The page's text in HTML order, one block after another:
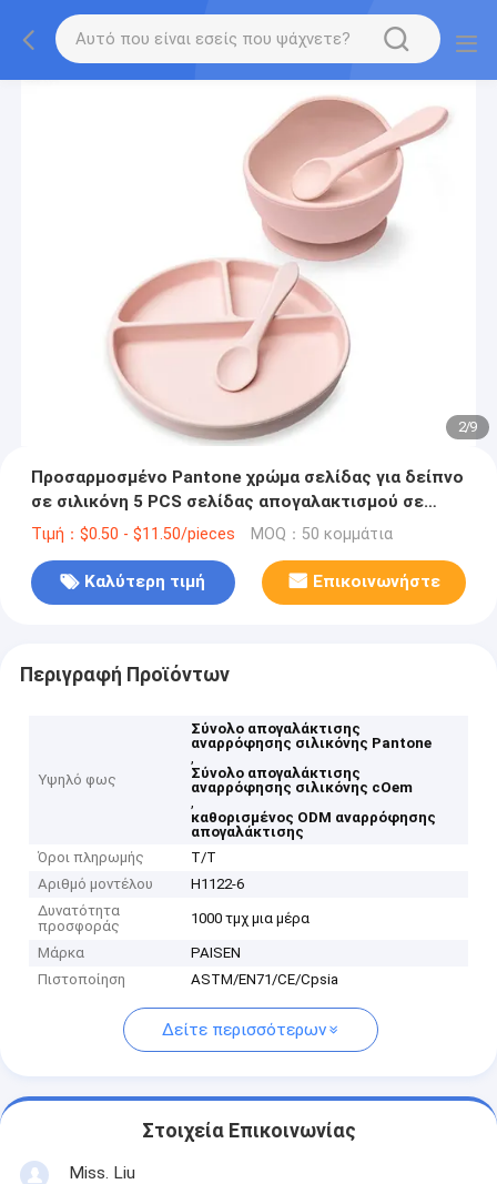
2/9
Προσαρμοσμένο Pantone χρώμα σελίδας για δείπνο
σε σιλικόνη 5 PCS σελίδας απογαλακτισμού σε
σιλικόνη
Τιμή：$0.50 - $11.50/pieces MOQ：50 κομμάτια
Καλύτερη τιμή Επικοινωνήστε
Περιγραφή Προϊόντων
Υψηλό φως
Σύνολο απογαλάκτισης
αναρρόφησης σιλικόνης Pantone
,
Σύνολο απογαλάκτισης
αναρρόφησης σιλικόνης cOem
,
καθορισμένος ODM αναρρόφησης
απογαλάκτισης
Όροι πληρωμής
T/T
Αριθμό μοντέλου
H1122-6
Δυνατότητα
προσφοράς
1000 τμχ μια μέρα
Μάρκα
PAISEN
Πιστοποίηση
ASTM/EN71/CE/Cpsia
Δείτε περισσότερων
Στοιχεία Επικοινωνίας
Miss. Liu